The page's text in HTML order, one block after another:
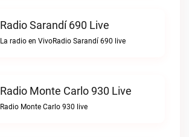
Radio Sarandí 690 Live
La radio en VivoRadio Sarandí 690 live
Radio Monte Carlo 930 Live
Radio Monte Carlo 930 live